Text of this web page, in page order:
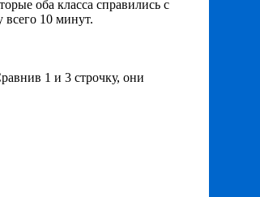
оба класса справились с
всего 10 минут.
1 и 3 строчку, они